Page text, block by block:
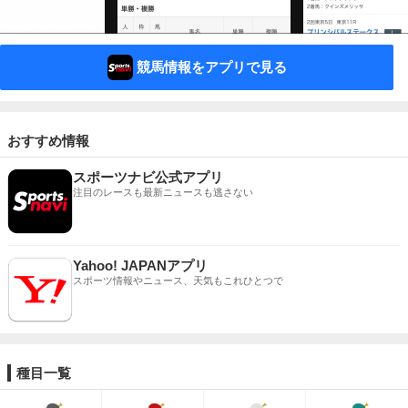
競馬情報をアプリで見る
おすすめ情報
スポーツナビ公式アプリ
注目のレースも最新ニュースも逃さない
Yahoo! JAPANアプリ
スポーツ情報やニュース、天気もこれひとつで
種目一覧